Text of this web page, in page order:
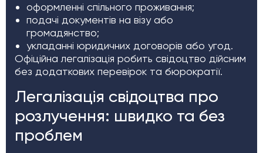
оформленні спільного проживання;
подачі документів на візу або
громадянство;
укладанні юридичних договорів або угод.
Офіційна легалізація робить свідоцтво дійсним
без додаткових перевірок та бюрократії.
Легалізація свідоцтва про
розлучення: швидко та без
проблем